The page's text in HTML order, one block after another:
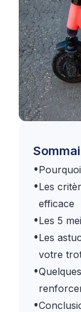
•
•Les
efficace
•Les 5
•Les
votre
•
•